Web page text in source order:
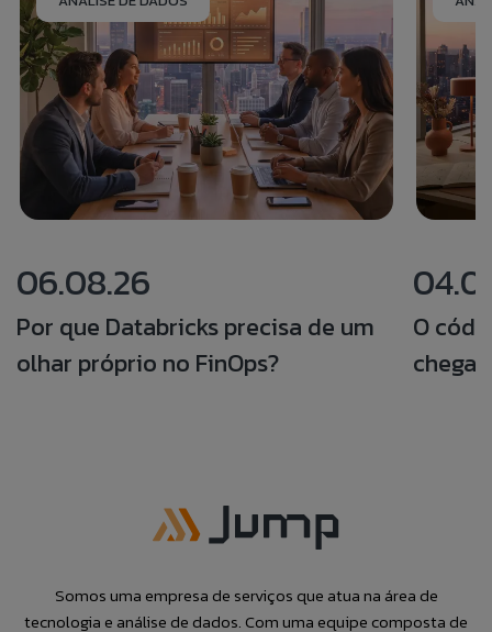
06.08.26
Por que Databricks precisa de um
olhar próprio no FinOps?
O
Somos uma empresa de serviços que atua na área de
tecnologia e análise de dados. Com uma equipe composta de